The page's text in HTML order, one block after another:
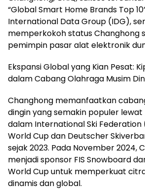
“Global Smart Home Brands Top
International Data Group (IDG),
memperkokoh status Changhong
pemimpin pasar alat elektronik
Ekspansi Global yang Kian Pesat:
dalam Cabang Olahraga Musim
Changhong memanfaatkan
dingin yang semakin populer lewat
dalam International Ski Federation
World Cup dan Deutscher
sejak 2023. Pada November 2024,
menjadi sponsor FIS Snowboard
World Cup untuk memperkuat
dinamis dan global.